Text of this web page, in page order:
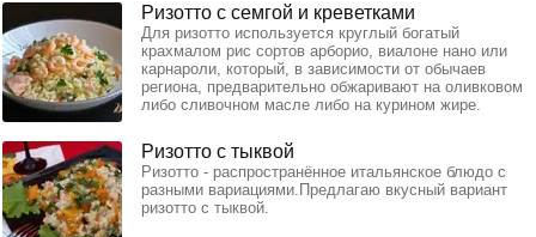
Ризотто с семгой и креветками
Для ризотто используется круглый богатый
крахмалом рис сортов арборио, виалоне нано или
карнароли, который, в зависимости от обычаев
региона, предварительно обжаривают на оливковом
либо сливочном масле либо на курином жире.
Ризотто с тыквой
Ризотто - распространённое итальянское блюдо с
разными вариациями.Предлагаю вкусный вариант
ризотто с тыквой.